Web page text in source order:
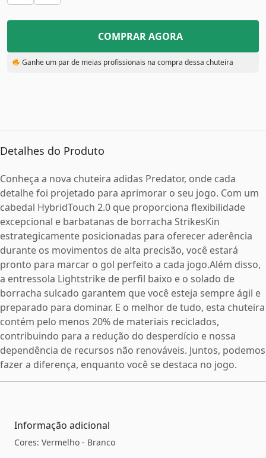
COMPRAR AGORA
Ganhe um par de meias profissionais na compra dessa chuteira
Detalhes do Produto
Conheça a nova chuteira adidas Predator, onde cada
detalhe foi projetado para aprimorar o seu jogo. Com um
cabedal HybridTouch 2.0 que proporciona flexibilidade
excepcional e barbatanas de borracha StrikesKin
estrategicamente posicionadas para oferecer aderência
durante os movimentos de alta precisão, você estará
pronto para marcar o gol perfeito a cada jogo.Além disso,
a entressola Lightstrike de perfil baixo e o solado de
borracha sulcado garantem que você esteja sempre ágil e
preparado para dominar. E o melhor de tudo, esta chuteira
contém pelo menos 20% de materiais reciclados,
contribuindo para a redução do desperdício e nossa
dependência de recursos não renováveis. Juntos, podemos
fazer a diferença, enquanto você se destaca no jogo.
Informação adicional
Cores: Vermelho - Branco